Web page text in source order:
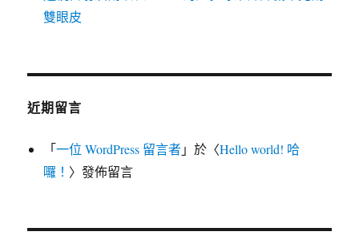
雙眼皮
近期留言
「一位 WordPress 留言者」於〈Hello world! 哈
囉！ 〉發佈留言